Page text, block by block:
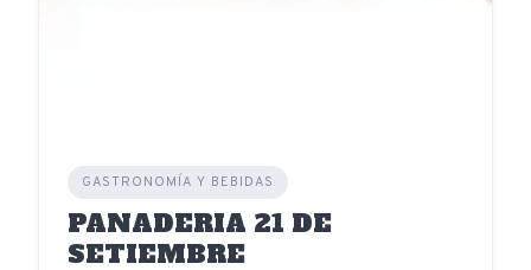
GASTRONOMÍA Y BEBIDAS
PANADERIA 21 DE
SETIEMBRE